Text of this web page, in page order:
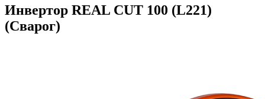
Инвертор REAL CUT 100 (L221)
(Сварог)